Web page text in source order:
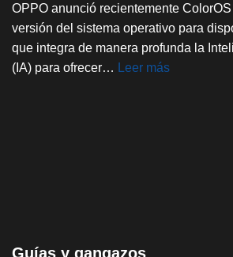
OPPO anunció recientemente
versión del sistema operativo para
que integra de manera profunda la
(IA) para ofrecer… Leer más
Guías y gangazos